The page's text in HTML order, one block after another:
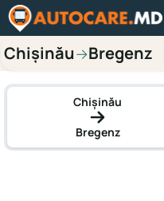
Chișinău→Bregenz
Chișinău
Bregenz